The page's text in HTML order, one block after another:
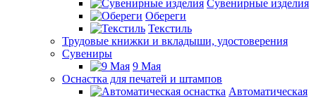
Сувенирные изделия
Обереги
Текстиль
Трудовые книжки и вкладыши, удостоверения
Сувениры
9 Мая
Оснастка для печатей и штампов
Автоматическая